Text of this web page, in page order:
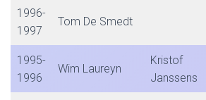
1996-
1997
Tom De Smedt
1995-
1996
Wim Laureyn
Kristof
Janssens